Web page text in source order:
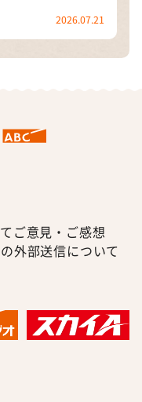
2026.07.21
ご意見・ご感想
外部送信について